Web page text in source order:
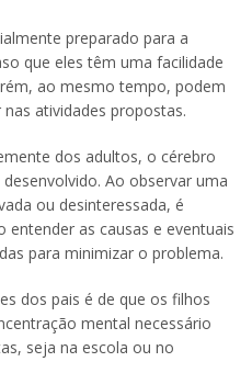
preparado para a
que eles têm uma facilidade
ao mesmo tempo, podem
atividades propostas.
dos adultos, o cérebro
Ao observar uma
ou desinteressada, é
as causas e eventuais
para minimizar o problema.
dos pais é de que os filhos
mental necessário
seja na escola ou no